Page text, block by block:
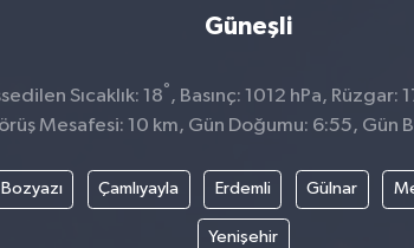
Güneşli
Sıcaklık: 18° , Basınç: 1012 hPa, Rüzgar:
Mesafesi: 10 km, Gün Doğumu: 6:55, Gün
Bozyazı Çamlıyayla Erdemli Gülnar
Yenişehir